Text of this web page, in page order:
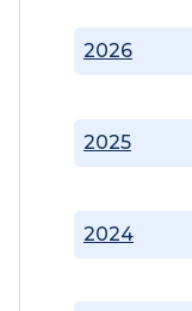
2024
2025
2026